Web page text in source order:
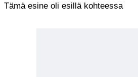
Tämä esine oli esillä kohteessa